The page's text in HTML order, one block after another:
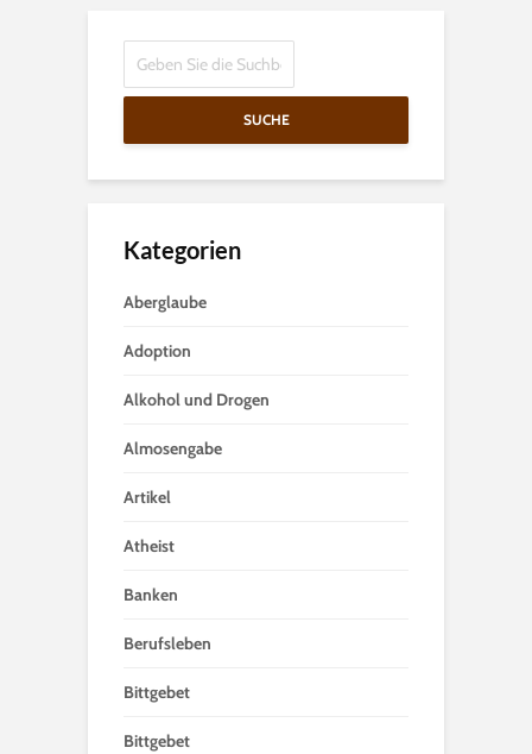
SUCHE
Kategorien
Aberglaube
Adoption
Alkohol und Drogen
Almosengabe
Artikel
Atheist
Banken
Berufsleben
Bittgebet
Bittgebet